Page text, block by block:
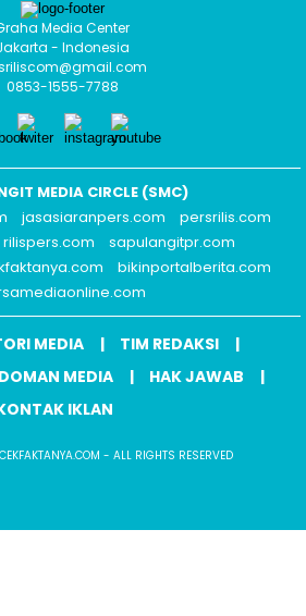
Media Center
- Indonesia
0853-1555-7788
MEDIA CIRCLE (SMC)
jasasiaranpers.com
persrilis.com
rilispers.com
sapulangitpr.com
bikinportalberita.com
MEDIA
TIM REDAKSI
MEDIA
HAK JAWAB
IKLAN
- ALL RIGHTS RESERVED